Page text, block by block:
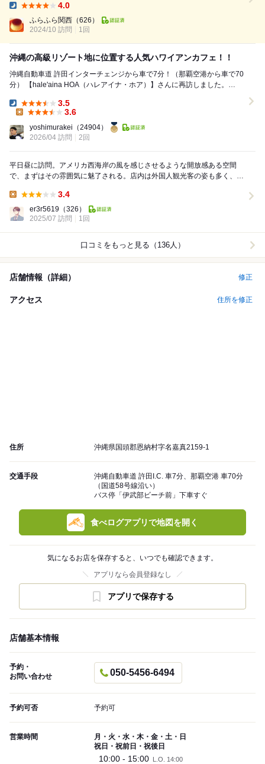
円、ドリンクセット（ファンタシークァーサー）+330円をいただきまし
た。 ハンバーガーは肉肉しくてソースもおいしいです。 週末の夜は基地
4.0
ふらふら関西 （626）
2024/10 訪問
1回
沖縄の高級リゾート地に位置する人気ハワイアンカフェ！！
沖縄自動車道 許田インターチェンジから車で7分！（那覇空港から車で70
分） 【hale'aina HOA（ハレアイナ・ホア）】さんに再訪しました。
Dinner:
3.5
3.6
yoshimurakei （24904）
2026/04 訪問
2回
平日昼に訪問。アメリカ西海岸の風を感じさせるような開放感ある空間
で、まずはその雰囲気に魅了される。店内は外国人観光客の姿も多く、ま
3.4
er3r5619 （326）
2025/07 訪問
1回
口コミをもっと見る（136人）
店舗情報（詳細） 修正
アクセス 住所を修正
住所 沖縄県国頭郡恩納村字名嘉真2159-1
交通手段
沖縄自動車道 許田I.C. 車7分、那覇空港 車70分
（国道58号線沿い）
バス停「伊武部ビーチ前」下車すぐ
食べログアプリで地図を開く
気になるお店を保存すると、いつでも確認できます。
アプリなら会員登録なし
アプリで保存する
店舗基本情報
予約・
お問い合わせ
050-5456-6494
予約可否 予約可
営業時間
月・火・水・木・金・土・日
祝日・祝前日・祝後日
10:00 - 15:00 L.O. 14:00